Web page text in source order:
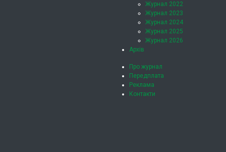
Журнал 2022
Журнал 2023
Журнал 2024
Журнал 2025
Журнал 2026
Архів
Про журнал
Передплата
Реклама
Контакти